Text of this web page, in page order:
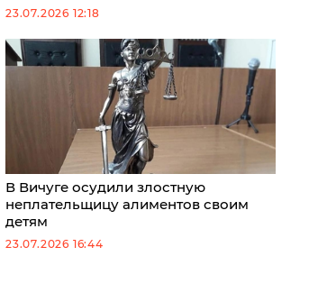
23.07.2026 12:18
В Вичуге осудили злостную
неплательщицу алиментов своим
детям
23.07.2026 16:44